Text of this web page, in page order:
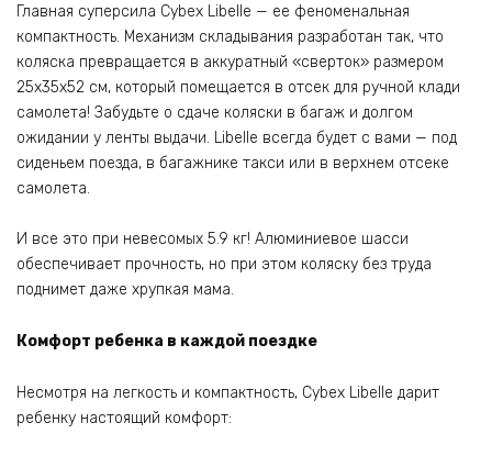
Главная суперсила Cybex Libelle — ее феноменальная
компактность. Механизм складывания разработан так, что
коляска превращается в аккуратный «сверток» размером
25х35х52 см, который помещается в отсек для ручной клади
самолета! Забудьте о сдаче коляски в багаж и долгом
ожидании у ленты выдачи. Libelle всегда будет с вами — под
сиденьем поезда, в багажнике такси или в верхнем отсеке
самолета.
И все это при невесомых 5.9 кг! Алюминиевое шасси
обеспечивает прочность, но при этом коляску без труда
поднимет даже хрупкая мама.
Комфорт ребенка в каждой поездке
Несмотря на легкость и компактность, Cybex Libelle дарит
ребенку настоящий комфорт: